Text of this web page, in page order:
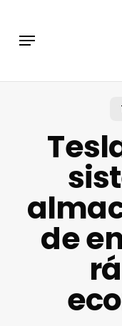
main
Menu
de